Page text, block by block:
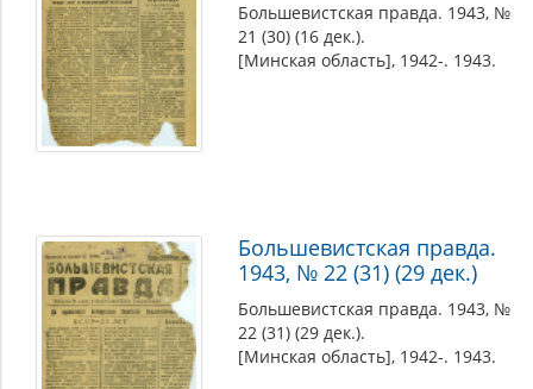
Большевистская правда. 1943, №
21 (30) (16 дек.).
[Минская область], 1942-. 1943.
Большевистская правда.
1943, № 22 (31) (29 дек.)
Большевистская правда. 1943, №
22 (31) (29 дек.).
[Минская область], 1942-. 1943.